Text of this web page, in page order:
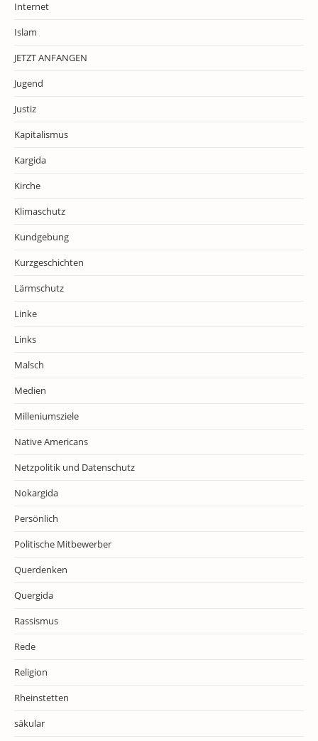
Internet
Islam
JETZT ANFANGEN
Jugend
Justiz
Kapitalismus
Kargida
Kirche
Klimaschutz
Kundgebung
Kurzgeschichten
Lärmschutz
Linke
Links
Malsch
Medien
Milleniumsziele
Native Americans
Netzpolitik und Datenschutz
Nokargida
Persönlich
Politische Mitbewerber
Querdenken
Quergida
Rassismus
Rede
Religion
Rheinstetten
säkular